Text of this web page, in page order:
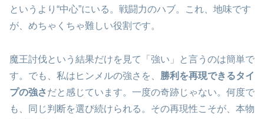
というより“中心”にいる。戦闘力のハブ。これ、地味です
が、めちゃくちゃ難しい役割です。
魔王討伐という結果だけを見て「強い」と言うのは簡単で
す。でも、私はヒンメルの強さを、 勝利を再現できるタイ
プの強さだと感じています。一度の奇跡じゃない。何度で
も、同じ判断を選び続けられる。その再現性こそが、本物